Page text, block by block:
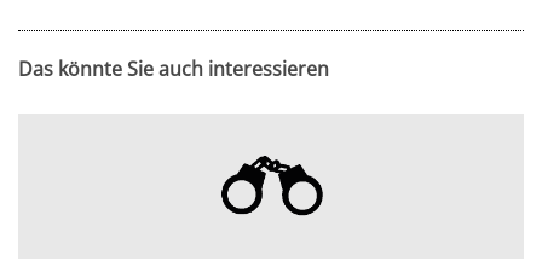
Das könnte Sie auch interessieren